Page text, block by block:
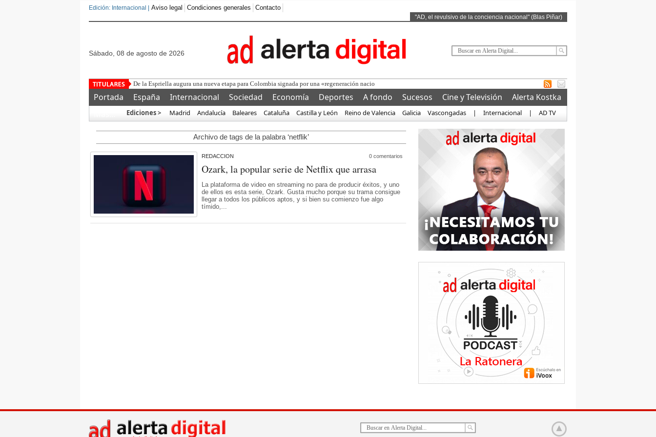
Edición: Internacional | Aviso legal Condiciones generales Contacto
"AD, el revulsivo de la conciencia nacional" (Blas Piñar)
sábado, 08 de agosto de 2026
De la Espriella augura una nueva etapa para Colombia signada por una «regeneración nacional»: «C
Portada España Internacional Sociedad Economía Deportes A fondo Sucesos Cine y Televisión
Alerta Kostka
Ediciones > Madrid Andalucía Baleares Cataluña Castilla y León Reino de Valencia Galicia Vascongadas | Internacional | AD TV
Archivo de tags de la palabra ‘netflik’
REDACCION 0 comentarios
Ozark, la popular serie de Netflix que arrasa
La plataforma de video en streaming no para de producir éxitos, y uno
de ellos es esta serie, Ozark. Gusta mucho porque su trama consigue
llegar a todos los públicos aptos, y si bien su comienzo fue algo
tímido,...